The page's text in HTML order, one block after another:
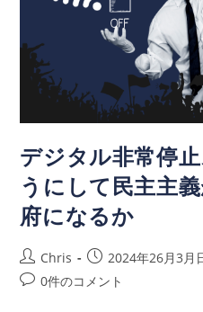
デジタル非常停
うにして民主主
府になるか
Chris 2024年26月3月
0件のコメント